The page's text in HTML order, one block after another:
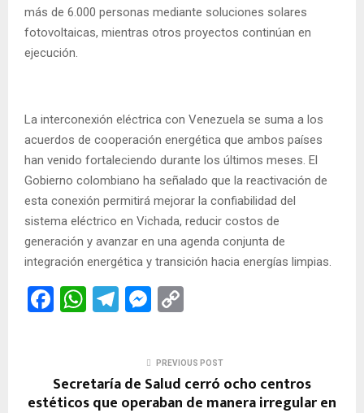
más de 6.000 personas mediante soluciones solares
fotovoltaicas, mientras otros proyectos continúan en
ejecución.
La interconexión eléctrica con Venezuela se suma a los
acuerdos de cooperación energética que ambos países
han venido fortaleciendo durante los últimos meses. El
Gobierno colombiano ha señalado que la reactivación de
esta conexión permitirá mejorar la confiabilidad del
sistema eléctrico en Vichada, reducir costos de
generación y avanzar en una agenda conjunta de
integración energética y transición hacia energías limpias.
F
b
o
W
s
A
T
gr
a
M
n
g
Li
n
PREVIOUS POST
Secretaría de Salud cerró ocho centros
estéticos que operaban de manera irregular en